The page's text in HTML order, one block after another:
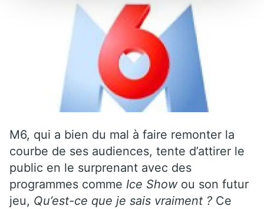
M6, qui a bien du mal à faire remonter la
courbe de ses audiences, tente d’attirer le
public en le surprenant avec des
programmes comme Ice Showou son futur
jeu, Qu’est-ce que je sais vraiment ? Ce